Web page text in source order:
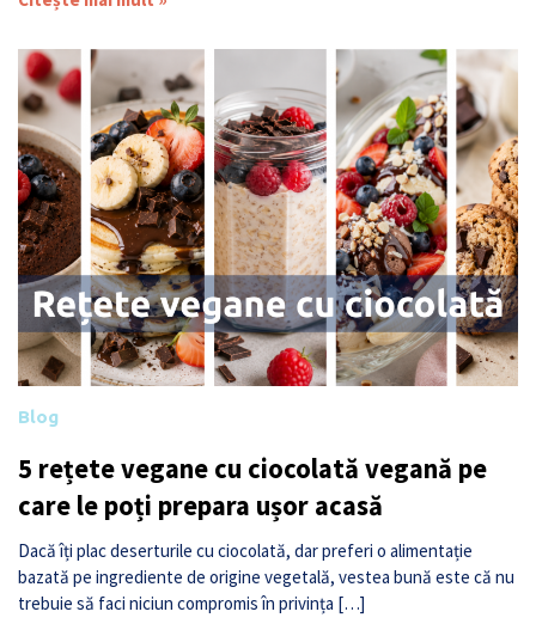
Blog
5 rețete vegane cu ciocolată vegană pe
care le poți prepara ușor acasă
Dacă îți plac deserturile cu ciocolată, dar preferi o alimentație
bazată pe ingrediente de origine vegetală, vestea bună este că nu
trebuie să faci niciun compromis în privința […]